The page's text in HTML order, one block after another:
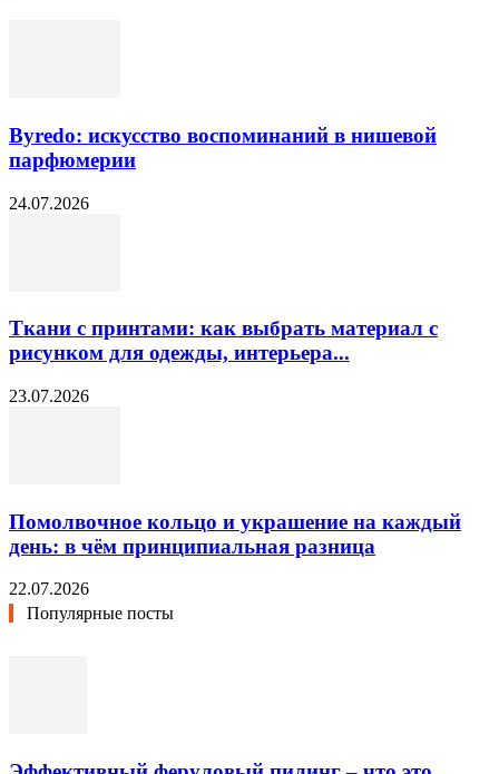
Byredo: искусство воспоминаний в нишевой
парфюмерии
24.07.2026
Ткани с принтами: как выбрать материал с
рисунком для одежды, интерьера...
23.07.2026
Помолвочное кольцо и украшение на каждый
день: в чём принципиальная разница
22.07.2026
Популярные посты